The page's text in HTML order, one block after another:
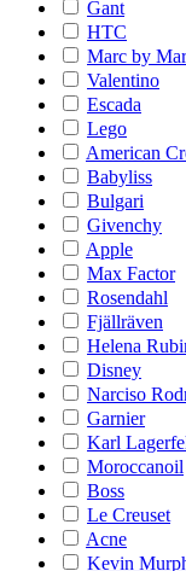
Gant
HTC
Marc by
Valentino
Escada
Lego
American
Babyliss
Bulgari
Givenchy
Apple
Max Factor
Rosendahl
Fjällräven
Helena
Disney
Narciso
Garnier
Karl
Moroccanoil
Boss
Le Creuset
Acne
Kevin